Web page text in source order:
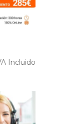
€.
Incluido